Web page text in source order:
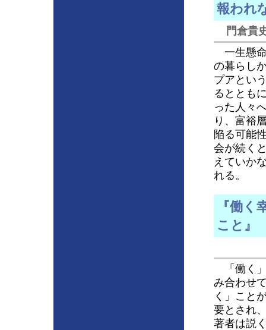
報われ
門倉貴
一生懸
の暮らし
プアとい
るととも
った人々
り、富裕
陥る可能
会が続く
えていか
れる。
『働
こと』
「働く
み合わせ
く」こと
要とされ
著者は説